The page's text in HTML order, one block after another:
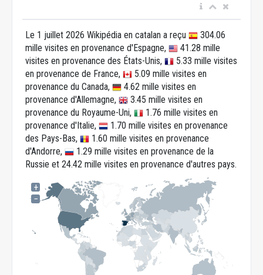
Le 1 juillet 2026 Wikipédia en catalan a reçu
304.06
mille visites en provenance d'Espagne,
41.28 mille
visites en provenance des États-Unis,
5.33 mille visites
en provenance de France,
5.09 mille visites en
provenance du Canada,
4.62 mille visites en
provenance d'Allemagne,
3.45 mille visites en
provenance du Royaume-Uni,
1.76 mille visites en
provenance d'Italie,
1.70 mille visites en provenance
des Pays-Bas,
1.60 mille visites en provenance
d'Andorre,
1.29 mille visites en provenance de la
Russie et 24.42 mille visites en provenance d'autres pays.
+
−